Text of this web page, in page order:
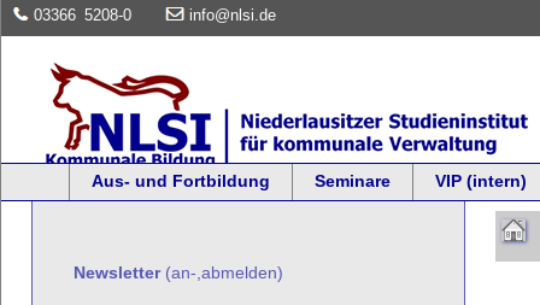
03366 5208-0 info@nlsi.de
Aus- und Fortbildung Seminare VIP (intern)
Newsletter(an-,abmelden)